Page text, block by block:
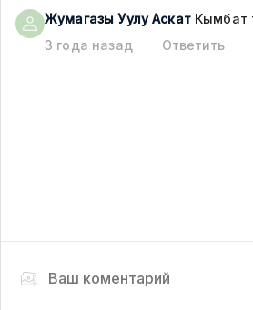
Жумагазы Уулу Аскат Кымбат
3 года назад
Ответить